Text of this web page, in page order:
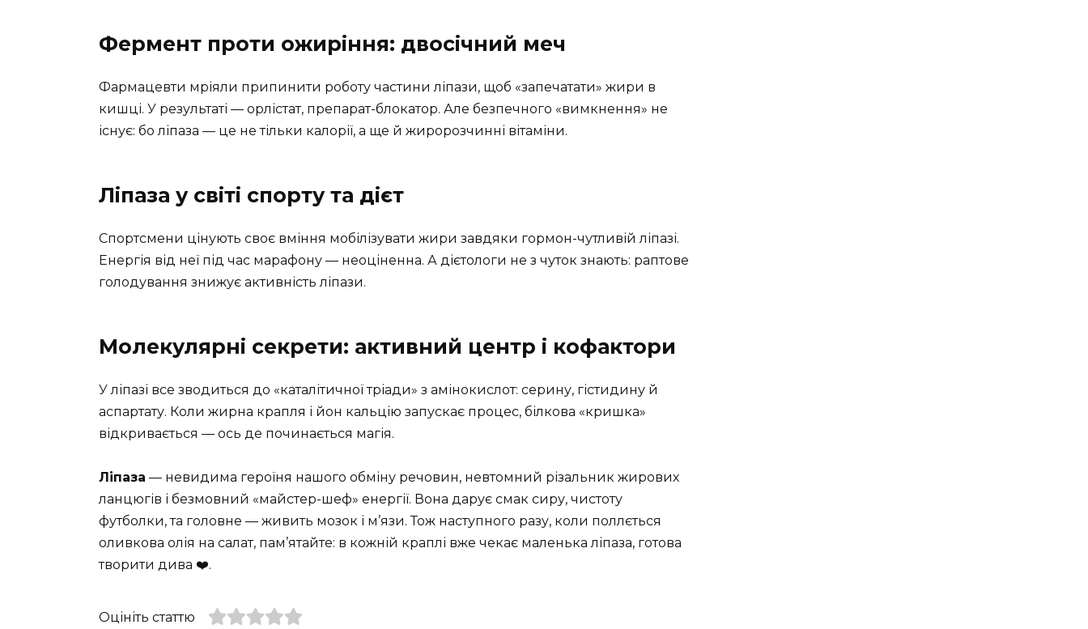
Фермент проти ожиріння: двосічний меч
Фармацевти мріяли припинити роботу частини ліпази, щоб «запечатати» жири в
кишці. У результаті — орлістат, препарат-блокатор. Але безпечного «вимкнення» не
існує: бо ліпаза — це не тільки калорії, а ще й жиророзчинні вітаміни.
Ліпаза у світі спорту та дієт
Спортсмени цінують своє вміння мобілізувати жири завдяки гормон-чутливій ліпазі.
Енергія від неї під час марафону — неоціненна. А дієтологи не з чуток знають: раптове
голодування знижує активність ліпази.
Молекулярні секрети: активний центр і кофактори
У ліпазі все зводиться до «каталітичної тріади» з амінокислот: серину, гістидину й
аспартату. Коли жирна крапля і йон кальцію запускає процес, білкова «кришка»
відкривається — ось де починається магія.
Ліпаза — невидима героїня нашого обміну речовин, невтомний різальник жирових
ланцюгів і безмовний «майстер-шеф» енергії. Вона дарує смак сиру, чистоту
футболки, та головне — живить мозок і м’язи. Тож наступного разу, коли поллється
оливкова олія на салат, пам’ятайте: в кожній краплі вже чекає маленька ліпаза, готова
творити дива ❤️.
Оцініть статтю